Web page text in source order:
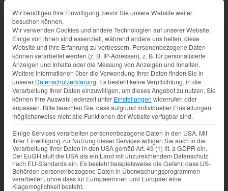
Datenschutz-Präferenz
Wir benötigen Ihre Einwilligung, bevor Sie unsere Website weiter
besuchen können.
Wir verwenden Cookies und andere Technologien auf unserer Website.
Einige von ihnen sind essenziell, während andere uns helfen, diese
Website und Ihre Erfahrung zu verbessern. Personenbezogene Daten
können verarbeitet werden (z. B. IP-Adressen), z. B. für personalisierte
Anzeigen und Inhalte oder die Messung von Anzeigen und Inhalten.
Weitere Informationen über die Verwendung Ihrer Daten finden Sie in
unserer Datenschutzerklärung. Es besteht keine Verpflichtung, in die
Verarbeitung Ihrer Daten einzuwilligen, um dieses Angebot zu nutzen. Sie
können Ihre Auswahl jederzeit unter Einstellungen widerrufen oder
anpassen. Bitte beachten Sie, dass aufgrund individueller Einstellungen
möglicherweise nicht alle Funktionen der Website verfügbar sind.
Einige Services verarbeiten personenbezogene Daten in den USA. Mit
Ihrer Einwilligung zur Nutzung dieser Services willigen Sie auch in die
Verarbeitung Ihrer Daten in den USA gemäß Art. 49 (1) lit. a GDPR ein.
Der EuGH stuft die USA als ein Land mit unzureichendem Datenschutz
nach EU-Standards ein. Es besteht beispielsweise die Gefahr, dass US-
Behörden personenbezogene Daten in Überwachungsprogrammen
verarbeiten, ohne dass für Europäerinnen und Europäer eine
Klagemöglichkeit besteht.